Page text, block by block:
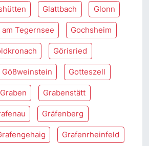
Glattbach Glonn
am Tegernsee Gochsheim
Görisried
Gößweinstein Gotteszell
Graben Grabenstätt
Gräfenberg
Grafenrheinfeld